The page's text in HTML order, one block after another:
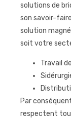
solutions de
son savoir-
solution
soit votre
Travail
Par
respectent